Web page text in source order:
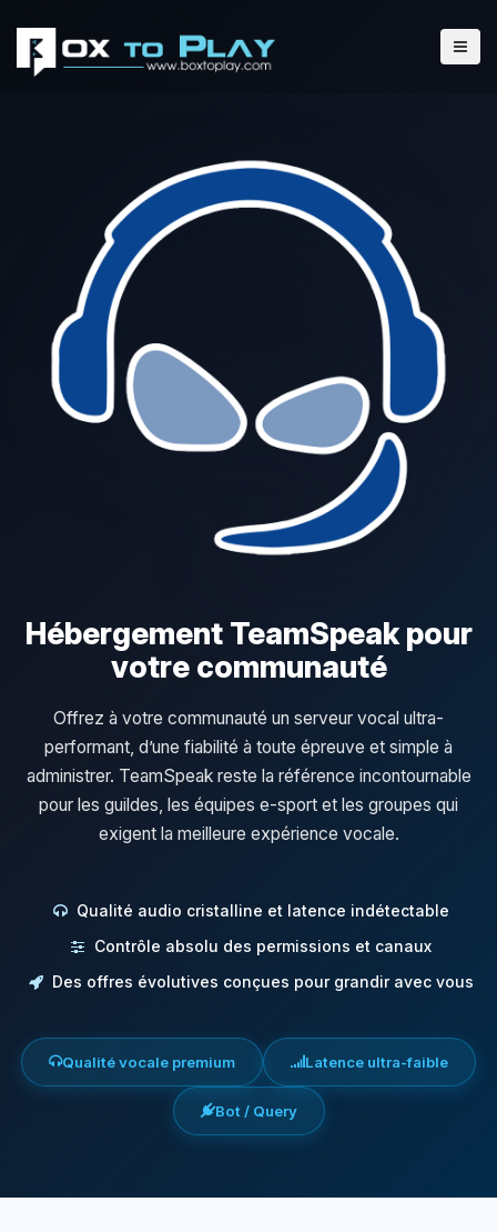
Hébergement TeamSpeak pour
votre communauté
Offrez à votre communauté un serveur vocal ultra-
performant, d’une fiabilité à toute épreuve et simple à
administrer. TeamSpeak reste la référence incontournable
pour les guildes, les équipes e-sport et les groupes qui
exigent la meilleure expérience vocale.
Qualité audio cristalline et latence indétectable
Contrôle absolu des permissions et canaux
Des offres évolutives conçues pour grandir avec vous
Qualité vocale premium Latence ultra-faible
Bot / Query